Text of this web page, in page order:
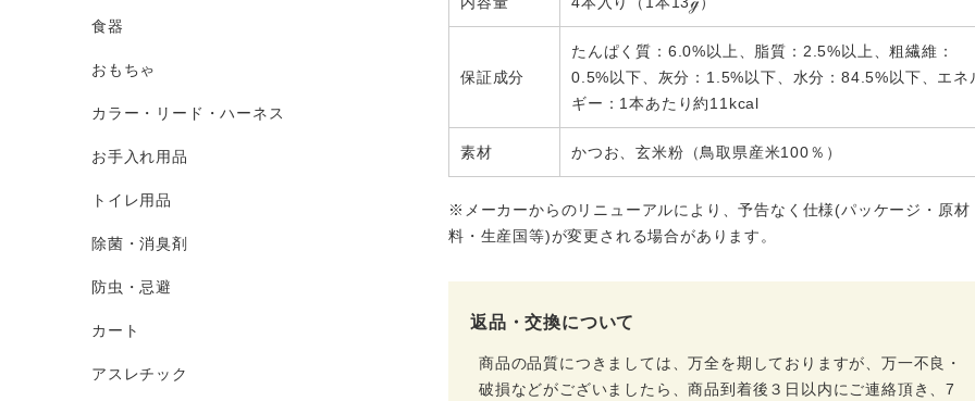
食器
おもちゃ
カラー・リード・ハーネス
お手入れ用品
トイレ用品
除菌・消臭剤
防虫・忌避
カート
アスレチック
保証成分
たんぱく質：6.0%以上、脂質：2.5%以上、粗繊維：
0.5%以下、灰分：1.5%以下、水分：84.5%以下、エネ
ギー：1本あたり約11kcal
素材 かつお、玄米粉（鳥取県産米100％）
※メーカーからのリニューアルにより、予告なく仕様(パッケージ・原材
料・生産国等)が変更される場合があります。
返品・交換について
商品の品質につきましては、万全を期しておりますが、万一不良・
破損などがございましたら、商品到着後３日以内にご連絡頂き、7